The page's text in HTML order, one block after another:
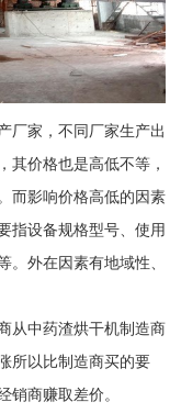
家，不同厂家生产出
其价格也是高低不等，
而影响价格高低的因素
指设备规格型号、使用
。外在因素有地域性、
中药渣烘干机制造商
所以比制造商买的要
销商赚取差价。